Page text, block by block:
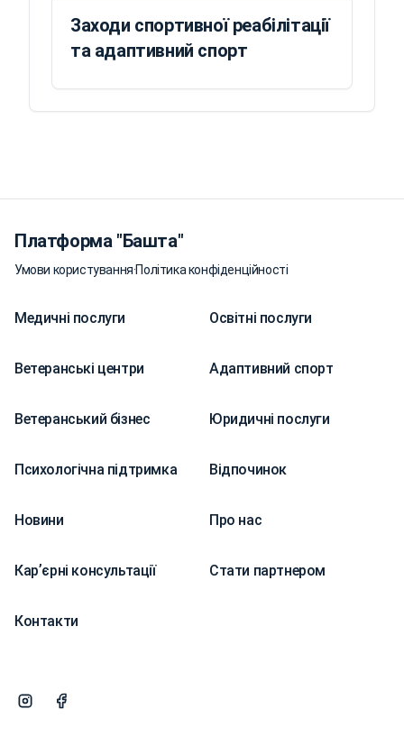
Заходи спортивної реабілітації
та адаптивний спорт
Платформа "Башта"
Умови користування·Політика конфіденційності
Медичні послуги Освітні послуги
Ветеранські центри Адаптивний спорт
Ветеранський бізнес Юридичні послуги
Психологічна підтримка Відпочинок
Новини Про нас
Карʼєрні консультації Стати партнером
Контакти